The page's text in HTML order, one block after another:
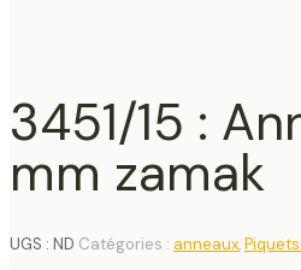
3451/15 :
mm zamak
UGS : ND Catégories : anneaux,